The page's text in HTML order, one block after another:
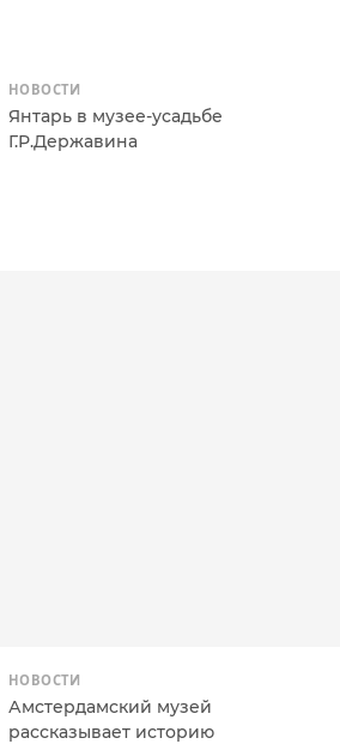
НОВОСТИ
Янтарь в музее-усадьбе
Г.Р.Державина
НОВОСТИ
Амстердамский музей
рассказывает историю